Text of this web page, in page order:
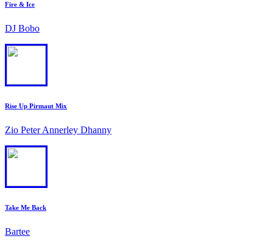
Fire & Ice
DJ Bobo
Rise Up Pirmaut Mix
Zio Peter Annerley Dhanny
Take Me Back
Bartee